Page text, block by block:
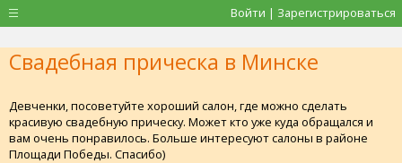
Войти | Зарегистрироваться
Свадебная прическа в Минске
Девченки, посоветуйте хороший салон, где можно сделать
красивую свадебную прическу. Может кто уже куда обращался и
вам очень понравилось. Больше интересуют салоны в районе
Площади Победы. Спасибо)